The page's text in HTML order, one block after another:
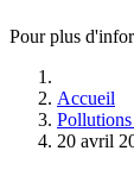
Pour plus
Accueil
20 avril